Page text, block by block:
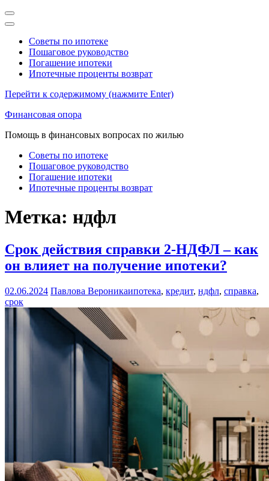
Советы по ипотеке
Пошаговое руководство
Погашение ипотеки
Ипотечные проценты возврат
Перейти к содержимому (нажмите Enter)
Финансовая опора
Помощь в финансовых вопросах по жилью
Советы по ипотеке
Пошаговое руководство
Погашение ипотеки
Ипотечные проценты возврат
Метка: ндфл
Срок действия справки 2-НДФЛ – как
он влияет на получение ипотеки?
02.06.2024 Павлова Вероникаипотека, кредит, ндфл, справка,
срок